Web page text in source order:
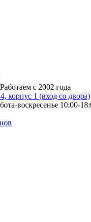
Работаем с 2002 года
корпус 1 (вход со двора)
воскресенье 10:00-